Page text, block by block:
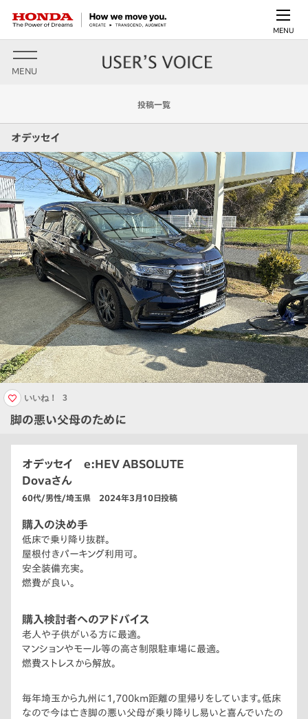
MENU
MENU
投稿一覧
オデッセイ
脚の悪い父母のために
いいね！ 3
オデッセイ e:HEV ABSOLUTE
Dovaさん
60代/男性/埼玉県 2024年3月10日投稿
購入の決め手
低床で乗り降り抜群。
屋根付きパーキング利用可。
安全装備充実。
燃費が良い。
購入検討者へのアドバイス
老人や子供がいる方に最適。
マンションやモール等の高さ制限駐車場に最適。
燃費ストレスから解放。
毎年埼玉から九州に1,700km距離の里帰りをしています。低床
なので今は亡き脚の悪い父母が乗り降りし易いと喜んでいたの